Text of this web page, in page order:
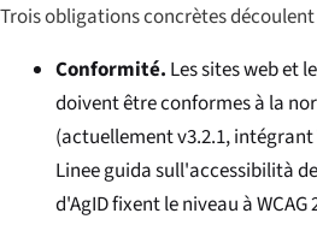
Trois obligations concrètes
Conformité. Les sites web et
doivent être conformes à la
(actuellement v3.2.1, intégrant
Linee guida sull'accessibilità
d'AgID fixent le niveau à